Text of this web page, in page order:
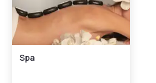
Spa